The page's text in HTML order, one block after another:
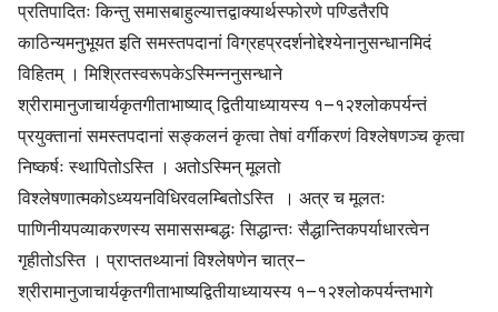
प्रतिपादितः किन्तु समासबाहुल्यात्तद्वाक्यार्थस्फोरणे पण्डितैरपि
काठिन्यमनुभूयत इति समस्तपदानां विग्रहप्रदर्शनोद्देश्येनानुसन्धानमिदं
विहितम् । मिश्रितस्वरूपकेऽस्मिन्ननुसन्धाने
श्रीरामानुजाचार्यकृतगीताभाष्याद् द्वितीयाध्यायस्य १–१२श्लोकपर्यन्तं
प्रयुक्तानां समस्तपदानां सङ्कलनं कृत्वा तेषां वर्गीकरणं विश्लेषणञ्च कृत्वा
निष्कर्षः स्थापितोऽस्ति । अतोऽस्मिन् मूलतो
विश्लेषणात्मकोऽध्ययनविधिरवलम्बितोऽस्ति । अत्र च मूलतः
पाणिनीयपव्याकरणस्य समाससम्बद्धः सिद्धान्तः सैद्धान्तिकपर्याधारत्वेन
गृहीतोऽस्ति । प्राप्ततथ्यानां विश्लेषणेन चात्र–
श्रीरामानुजाचार्यकृतगीताभाष्यद्वितीयाध्यायस्य १–१२श्लोकपर्यन्तभागे